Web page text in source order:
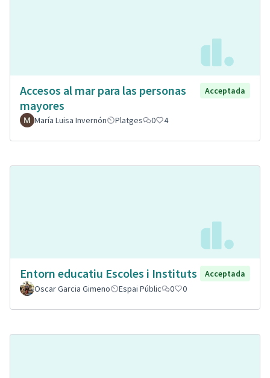
Accesos al mar para las personas
mayores
Acceptada
María Luisa Invernón Platges 0 4
Entorn educatiu Escoles i Instituts
Acceptada
Oscar Garcia Gimeno
Espai Públic 0 0